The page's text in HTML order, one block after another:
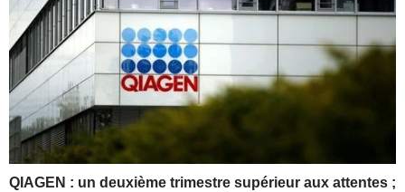
QIAGEN : un deuxième trimestre supérieur aux attentes ;